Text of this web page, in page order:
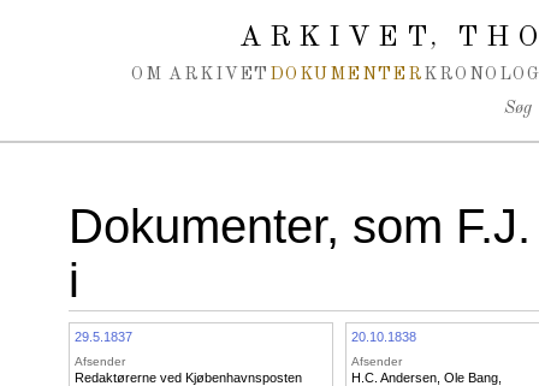
ARKIVET,
OM ARKIVET DOKUMENTER
Søg
Dokumenter, som
i
29.5.1837
Afsender
Redaktørerne ved Kjøbenhavnsposten
20.10.1838
Afsender
H.C. Andersen Ole Bang